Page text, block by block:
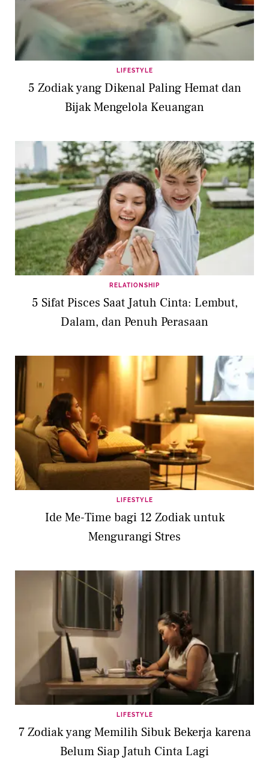
LIFESTYLE
5 Zodiak yang Dikenal Paling Hemat dan
Bijak Mengelola Keuangan
RELATIONSHIP
5 Sifat Pisces Saat Jatuh Cinta: Lembut,
Dalam, dan Penuh Perasaan
LIFESTYLE
Ide Me-Time bagi 12 Zodiak untuk
Mengurangi Stres
LIFESTYLE
7 Zodiak yang Memilih Sibuk Bekerja karena
Belum Siap Jatuh Cinta Lagi